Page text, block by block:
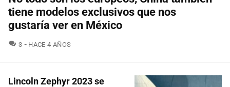
tiene modelos exclusivos que nos
gustaría ver en México
3 COMENTARIOS
HACE 4 AÑOS
Lincoln Zephyr 2023 se